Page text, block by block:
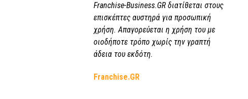
Franchise-Business.GR διατίθεται στους
επισκέπτες αυστηρά για προσωπική
χρήση. Απαγορεύεται η χρήση του με
οιοδήποτε τρόπο χωρίς την γραπτή
άδεια του εκδότη.
Franchise.GR